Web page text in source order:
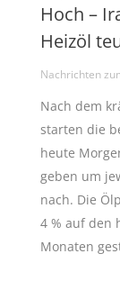
Hoch –
Heizöl
Nachrichten
Nach dem
starten die
heute
geben um
nach. Die
4 % auf den
Monaten